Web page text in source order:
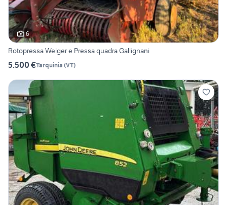
6
Rotopressa Welger e Pressa quadra Gallignani
5.500 €Tarquinia (VT)